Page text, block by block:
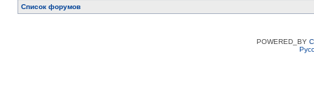
Список форумов
POWERED_BY